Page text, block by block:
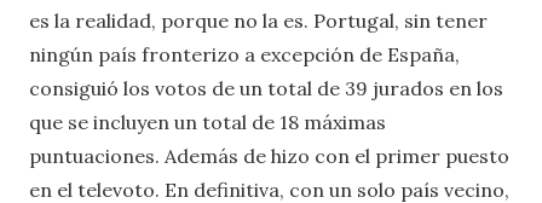
es la realidad, porque no la es. Portugal, sin tener
ningún país fronterizo a excepción de España,
consiguió los votos de un total de 39 jurados en los
que se incluyen un total de 18 máximas
puntuaciones. Además de hizo con el primer puesto
en el televoto. En definitiva, con un solo país vecino,